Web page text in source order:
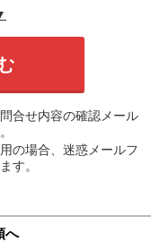
合せ内容の確認メール
の場合、迷惑メールフ
す。
へ